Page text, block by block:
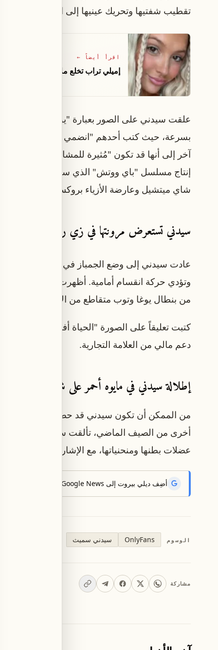
تقطيب شفتيها وتحريك عينيها إلى الجانب.
اقرأ أيضاً ←
إميلي تراب تخلع ملابسها الداخلية
علقت سيدني على الصور بعبارة "يو"، مع الإشارة
آخر إلى أنها قد تكون "مُثيرة للمشاكل" في
إنتاج مسلسل "باي ووتش" الذي سيُعرض في العقد
شاي ميتشيل وعارضة الأزياء بروكس نادر.
سيدني تستعرض مرونتها في زي رياضي وردي
عادت سيدني إلى وضع الجمباز في صورة أخرى
وتؤدي حركة انقسام أمامية. أظهرت مرونتها برفع
من بنطال يوغا وتوب متقاطع من الأمام مع شريط
دعم مالي من العلامة التجارية.
إطلالة سيدني في مايوه أحمر على شواطئ جزر الباهاما
من الممكن أن تكون سيدني قد حصلت على الملابس
أخرى من الصيف الماضي، تألقت سيدني على صخور
عضلات بطنها ومنحنياتها، مع الإشارة إلى موقعها في
أضِف ديلي بيروت إلى Google News لتتلقّى أحدث الأخبار أوّلاً.
الوسوم OnlyFans سيدني سميث
مشاركة